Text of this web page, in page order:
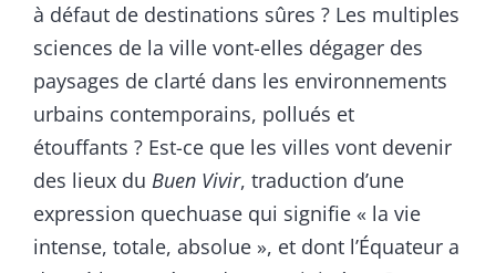
à défaut de destinations sûres ? Les multiples
sciences de la ville vont-elles dégager des
paysages de clarté dans les environnements
urbains contemporains, pollués et
étouffants ? Est-ce que les villes vont devenir
des lieux du Buen Vivir, traduction d’une
expression quechuase qui signifie « la vie
intense, totale, absolue », et dont l’Équateur a